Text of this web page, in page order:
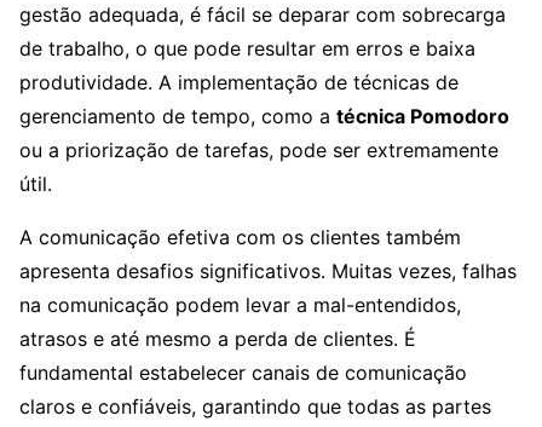
gestão adequada, é fácil se deparar com sobrecarga
de trabalho, o que pode resultar em erros e baixa
produtividade. A implementação de técnicas de
gerenciamento de tempo, como a técnica Pomodoro
ou a priorização de tarefas, pode ser extremamente
útil.
A comunicação efetiva com os clientes também
apresenta desafios significativos. Muitas vezes, falhas
na comunicação podem levar a mal-entendidos,
atrasos e até mesmo a perda de clientes. É
fundamental estabelecer canais de comunicação
claros e confiáveis, garantindo que todas as partes